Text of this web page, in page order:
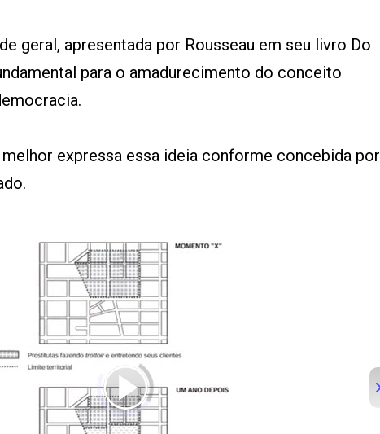
geral, apresentada por Rousseau em seu livro Do
para o amadurecimento do conceito
expressa essa ideia conforme concebida por